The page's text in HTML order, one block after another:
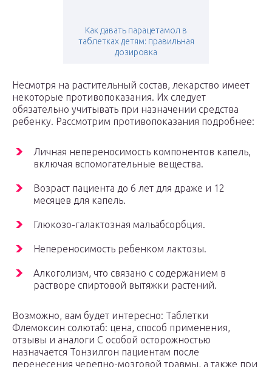
Как давать парацетамол в
таблетках детям: правильная
дозировка
Несмотря на растительный состав, лекарство имеет
некоторые противопоказания. Их следует
обязательно учитывать при назначении средства
ребенку. Рассмотрим противопоказания подробнее:
Личная непереносимость компонентов капель,
включая вспомогательные вещества.
Возраст пациента до 6 лет для драже и 12
месяцев для капель.
Глюкозо-галактозная мальабсорбция.
Непереносимость ребенком лактозы.
Алкоголизм, что связано с содержанием в
растворе спиртовой вытяжки растений.
Возможно, вам будет интересно: Таблетки
Флемоксин солютаб: цена, способ применения,
отзывы и аналоги С особой осторожностью
назначается Тонзилгон пациентам после
перенесения черепно-мозговой травмы, а также при